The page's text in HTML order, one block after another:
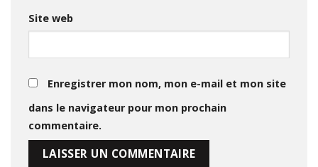
Site web
Enregistrer mon nom, mon e-mail et mon site
dans le navigateur pour mon prochain
commentaire.